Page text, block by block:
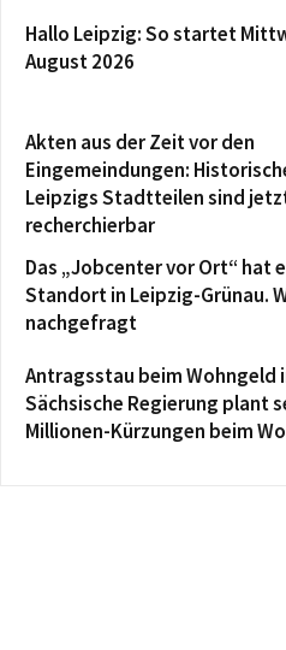
Hallo Leipzig: So startet
August 2026
Akten aus der Zeit vor den
Eingemeindungen:
Leipzigs Stadtteilen sind
recherchierbar
Das „Jobcenter vor Ort“ hat
Standort in Leipzig-Grünau.
nachgefragt
Antragsstau beim Wohngeld
Sächsische Regierung plant
Millionen-Kürzungen beim